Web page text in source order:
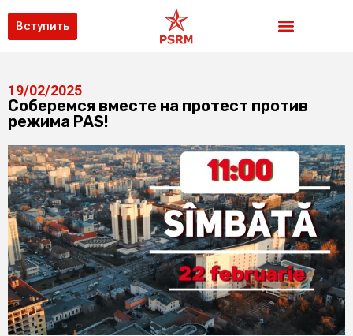
Вступить
19/02/2025
Соберемся вместе на протест против
режима PAS!